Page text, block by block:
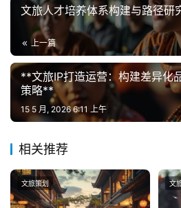
文旅人才培养体系构建与路径研
上一篇
**文旅IP打造运营：构建差异化
策略**
15 5 月, 2026 6:11 上午
相关推荐
文旅策划 文